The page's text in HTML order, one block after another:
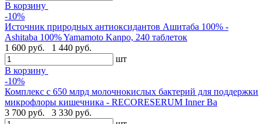
В корзину
-10%
Источник природных антиоксидантов Ашитаба 100% -
Ashitaba 100% Yamamoto Kanpo, 240 таблеток
1 600 руб.
1 440 руб.
шт
В корзину
-10%
Комплекс с 650 млрд молочнокислых бактерий для поддержки
микрофлоры кишечника - RECORESERUM Inner Ba
3 700 руб.
3 330 руб.